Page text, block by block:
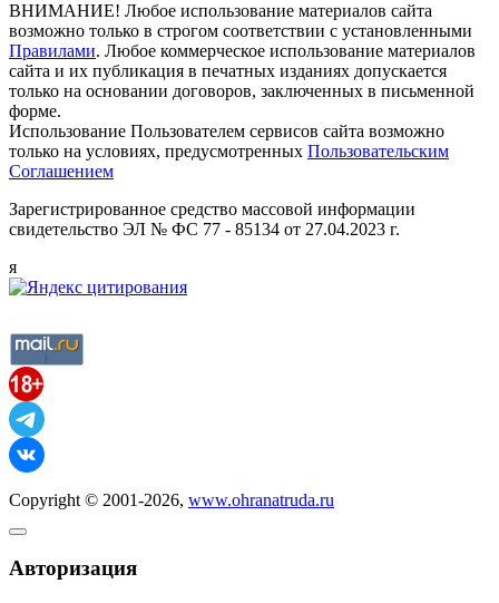
ВНИМАНИЕ! Любое использование материалов сайта
возможно только в строгом соответствии с установленными
Правилами. Любое коммерческое использование материалов
сайта и их публикация в печатных изданиях допускается
только на основании договоров, заключенных в письменной
форме.
Использование Пользователем сервисов сайта возможно
только на условиях, предусмотренных Пользовательским
Соглашением
Зарегистрированное средство массовой информации
свидетельство ЭЛ № ФС 77 - 85134 от 27.04.2023 г.
я
Copyright © 2001-2026, www.ohranatruda.ru
Авторизация